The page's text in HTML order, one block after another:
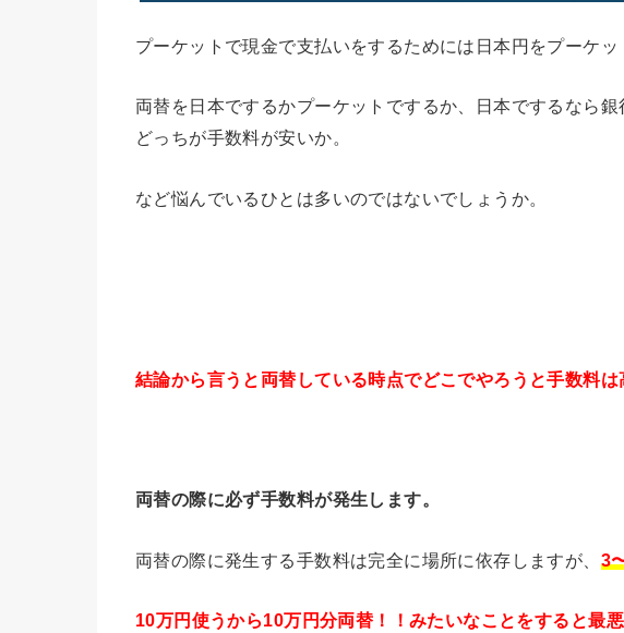
プーケットで現金で支払いをするためには日本円をプーケッ
両替を日本でするかプーケットでするか、日本でするなら
どっちが手数料が安いか。
など悩んでいるひとは多いのではないでしょうか。
結論から言うと両替している時点でどこでやろうと手数料は
両替の際に必ず手数料が発生します。
両替の際に発生する手数料は完全に場所に依存しますが、 3
10万円使うから10万円分両替！！みたいなことをすると最